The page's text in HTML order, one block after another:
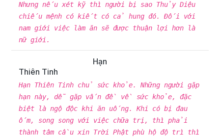
Nhưng nếu xét kỹ thì người bị sao Thủy Diệu
chiếu mệnh có kiết có cả hung đó. Đối với
nam giới việc làm ăn sẽ được thuận lợi hơn là
nữ giới.
Hạn
Thiên Tinh
Hạn Thiên Tinh chủ sức khỏe. Những người gặp
hạn này, dễ gặp vấn đề về sức khỏe, đặc
biệt là ngộ độc khi ăn uống. Khi có bị đau
ốm, song song với việc chữa trị, thì phải
thành tâm cầu xin Trời Phật phù hộ độ trì thì